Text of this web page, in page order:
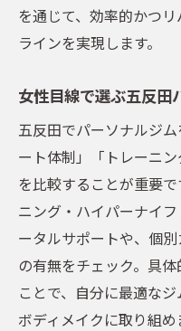
を通じて、効率的かつ
ラインを実現します。
女性目線で選ぶ五反田
五反田でパーソナルジ
ート体制」「トレーニ
を比較することが重要
ニング・ハイパーナイ
ータルサポートや、個
の有無をチェック。具
ことで、自分に最適な
ボディメイクに取り組め